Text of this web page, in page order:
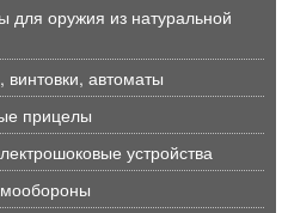
оружия из натуральной
автоматы
прицелы
устройства